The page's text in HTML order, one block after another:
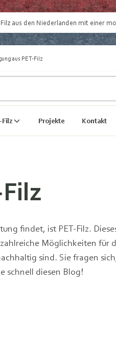
aus den Niederlanden mit einer
aus PET-Filz
Filz Projekte Kontakt
findet, ist PET-Filz.
Möglichkeiten für
sind. Sie fragen
schnell diesen Blog!